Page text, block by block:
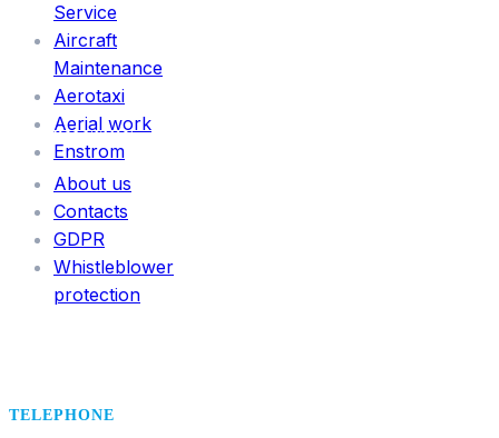
Service
Aircraft
Maintenance
Aerotaxi
Aerial work
Enstrom
INFORMATION
About us
Contacts
GDPR
Whistleblower
protection
TELEPHONE